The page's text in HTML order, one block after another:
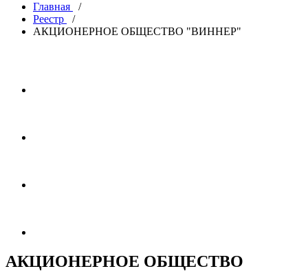
Главная
/
Реестр
/
АКЦИОНЕРНОЕ ОБЩЕСТВО "ВИННЕР"
АКЦИОНЕРНОЕ ОБЩЕСТВО